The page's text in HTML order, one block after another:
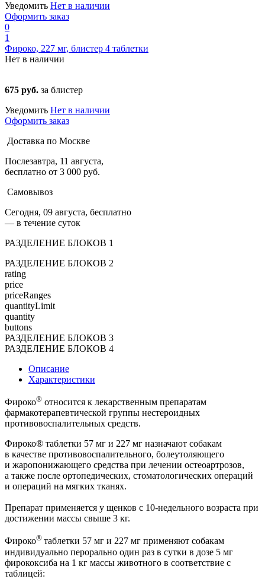
Уведомить Нет в наличии
Оформить заказ
0
1
Фироко, 227 мг, блистер 4 таблетки
Нет в наличии
675 руб. за блистер
Уведомить Нет в наличии
Оформить заказ
Доставка по Москве
Послезавтра, 11 августа,
бесплатно от 3 000 руб.
Самовывоз
Сегодня, 09 августа, бесплатно
— в течение суток
РАЗДЕЛЕНИЕ БЛОКОВ 1
РАЗДЕЛЕНИЕ БЛОКОВ 2
rating
price
priceRanges
quantityLimit
quantity
buttons
РАЗДЕЛЕНИЕ БЛОКОВ 3
РАЗДЕЛЕНИЕ БЛОКОВ 4
Описание
Характеристики
Фироко® относится к лекарственным препаратам
фармакотерапевтической группы нестероидных
противовоспалительных средств.
Фироко® таблетки 57 мг и 227 мг назначают собакам
в качестве противовоспалительного, болеутоляющего
и жаропонижающего средства при лечении остеоартрозов,
а также после ортопедических, стоматологических операций
и операций на мягких тканях.
Препарат применяется у щенков с 10-недельного возраста при
достижении массы свыше 3 кг.
Фироко® таблетки 57 мг и 227 мг применяют собакам
индивидуально перорально один раз в сутки в дозе 5 мг
фирококсиба на 1 кг массы животного в соответствие с
таблицей: